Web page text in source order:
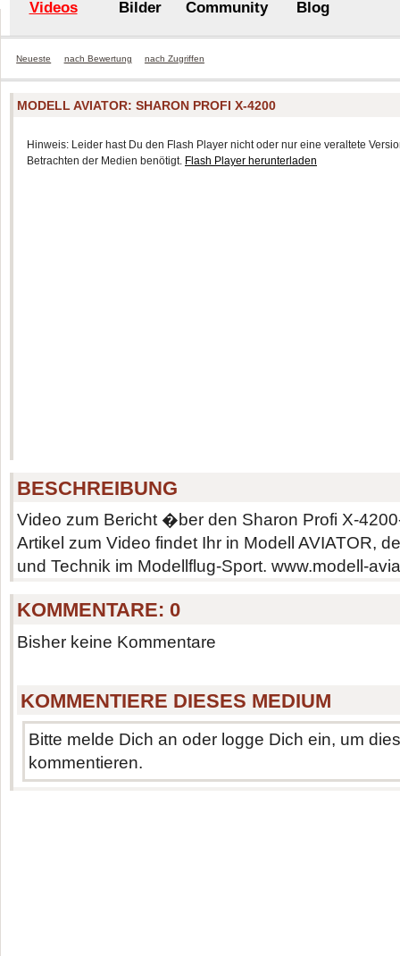
Videos Bilder Community Blog
Neueste nach Bewertung nach Zugriffen
MODELL AVIATOR: SHARON PROFI X-4200
Hinweis: Leider hast Du den Flash Player nicht oder nur eine veraltete
Betrachten der Medien benötigt. Flash Player herunterladen
BESCHREIBUNG
Video zum Bericht �ber den Sharon Profi X-
Artikel zum Video findet Ihr in Modell AVIATOR,
und Technik im Modellflug-Sport. www.modell-
KOMMENTARE:0
Bisher keine Kommentare
KOMMENTIERE DIESES MEDIUM
Bitte melde Dich an oder logge Dich ein, um
kommentieren.